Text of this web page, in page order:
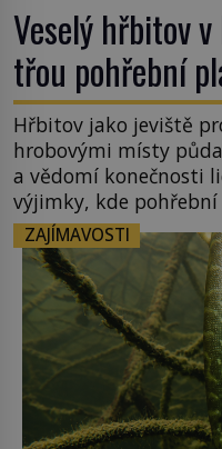
Veselý hřbitov
třou pohřební
Hřbitov jako jeviště
hrobovými místy
a vědomí konečnosti
výjimky, kde
kapesníky nikoli při
pohledu na výši
v nezaměstnanosti.
hřbitov, který si
v rumunské vesnici
ZAJÍMAVOSTI